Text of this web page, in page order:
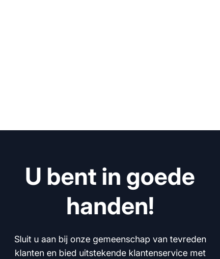
U bent in goede
handen!
Sluit u aan bij onze gemeenschap van tevreden
klanten en bied uitstekende klantenservice met